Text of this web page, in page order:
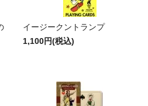
イージークントランプ
1,100円(税込)